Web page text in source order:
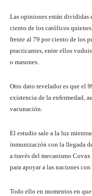
Las opiniones están divididas
ciento de los católicos
frente al 79 por ciento de los
practicantes, entre ellos
o masones.
Otro dato revelador es que el
existencia de la enfermedad,
vacunación.
El estudio sale a la luz
inmunización con la llegada
a través del mecanismo
para apoyar a las naciones con
Todo ello en momentos en